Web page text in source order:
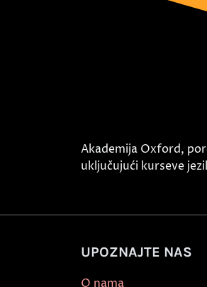
Akademija Oxford,
uključujući kurseve
UPOZNAJTE NAS
O nama